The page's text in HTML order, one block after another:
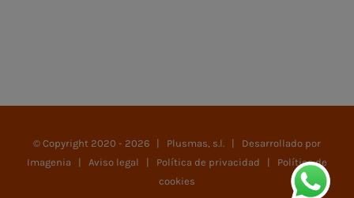
© Copyright 2020 - 2026 | Plusmas, s.l. | Desarrollado por
Imagenia
Aviso legal Política de privacidad
Política de
cookies